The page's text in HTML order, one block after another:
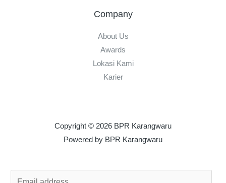
Company
About Us
Awards
Lokasi Kami
Karier
Copyright © 2026 BPR Karangwaru
Powered by BPR Karangwaru